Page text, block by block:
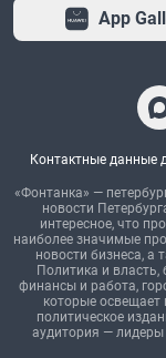
App
Контактные данные
«Фонтанка» —
новости
интересное, что
наиболее значимые
новости бизнеса, а
Политика и
финансы и работа,
которые освещает
политическое
аудитория — лидеры